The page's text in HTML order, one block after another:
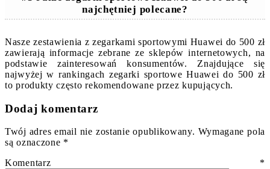
najchętniej polecane?
Nasze zestawienia z zegarkami sportowymi Huawei do 500 zł
zawierają informacje zebrane ze sklepów internetowych, na
podstawie zainteresowań konsumentów. Znajdujące się
najwyżej w rankingach zegarki sportowe Huawei do 500 zł
to produkty często rekomendowane przez kupujących.
Dodaj komentarz
Twój adres email nie zostanie opublikowany. Wymagane pola
są oznaczone *
Komentarz *